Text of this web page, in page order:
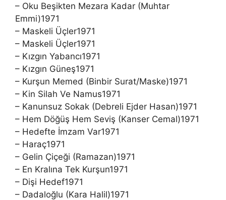
– Oku Beşikten Mezara Kadar (Muhtar
Emmi)1971
– Maskeli Üçler1971
– Maskeli Üçler1971
– Kızgın Yabancı1971
– Kızgın Güneş1971
– Kurşun Memed (Binbir Surat/Maske)1971
– Kin Silah Ve Namus1971
– Kanunsuz Sokak (Debreli Ejder Hasan)1971
– Hem Döğüş Hem Seviş (Kanser Cemal)1971
– Hedefte İmzam Var1971
– Haraç1971
– Gelin Çiçeği (Ramazan)1971
– En Kralına Tek Kurşun1971
– Dişi Hedef1971
– Dadaloğlu (Kara Halil)1971